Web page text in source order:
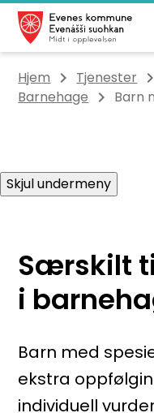
Evenes kommune
Du er her:
Hjem Tjenester
Barnehage
Barn
Skjul undermeny
Særskilt
i
Barn med
ekstra
individuell